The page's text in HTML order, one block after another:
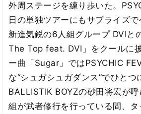
外周ステージを練り歩いた。
日の単独ツアーにもサプライズで
新進気鋭の6人組グループ DVIと
The Top feat. DVI」をクールに
ー曲「Sugar」ではPSYCHIC
な“シュガシュガダンス”でひとつ
BALLISTIK BOYZの砂田将宏が
組が武者修行を行っている間、